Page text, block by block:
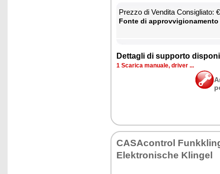
Prez­zo di Ven­di­ta Con­si­glia­to:
Fon­te di
Det­ta­gli di sup­por­to
1 Sca­ri­ca ma­nua­le, dri­ver ...
CA­SA­con­trol
Elek­tro­ni­sche Klin­gel